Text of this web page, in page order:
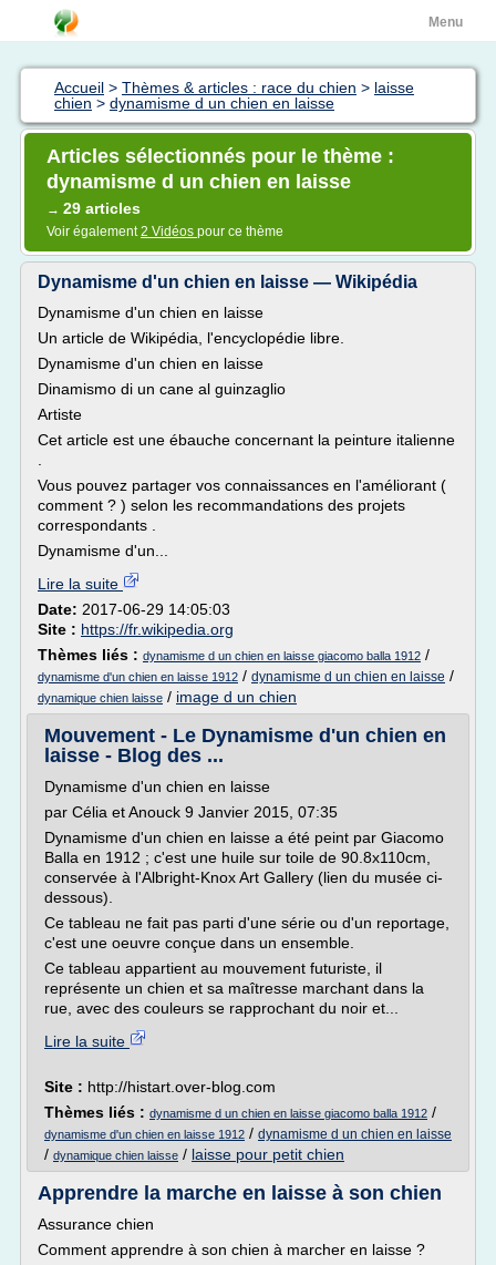
Menu
Accueil > Thèmes & articles : race du chien > laisse
chien > dynamisme d un chien en laisse
Articles sélectionnés pour le thème :
dynamisme d un chien en laisse
→ 29 articles
Voir également2 Vidéos pour ce thème
Dynamisme d'un chien en laisse — Wikipédia
Dynamisme d'un chien en laisse
Un article de Wikipédia, l'encyclopédie libre.
Dynamisme d'un chien en laisse
Dinamismo di un cane al guinzaglio
Artiste
Cet article est une ébauche concernant la peinture italienne
Vous pouvez partager vos connaissances en l'améliorant (
comment ? ) selon les recommandations des projets
correspondants .
Dynamisme d'un...
Lire la suite
Date: 2017-06-29 14:05:03
Site : https://fr.wikipedia.org
Thèmes liés : dynamisme d un chien en laisse giacomo balla 1912 /
dynamisme d'un chien en laisse 1912 / dynamisme d un chien en laisse /
dynamique chien laisse / image d un chien
Mouvement - Le Dynamisme d'un chien en
laisse - Blog des ...
Dynamisme d'un chien en laisse
par Célia et Anouck 9 Janvier 2015, 07:35
Dynamisme d'un chien en laisse a été peint par Giacomo
Balla en 1912 ; c'est une huile sur toile de 90.8x110cm,
conservée à l'Albright-Knox Art Gallery (lien du musée ci-
dessous).
Ce tableau ne fait pas parti d'une série ou d'un reportage,
c'est une oeuvre conçue dans un ensemble.
Ce tableau appartient au mouvement futuriste, il
représente un chien et sa maîtresse marchant dans la
rue, avec des couleurs se rapprochant du noir et...
Lire la suite
Site : http://histart.over-blog.com
Thèmes liés : dynamisme d un chien en laisse giacomo balla 1912 /
dynamisme d'un chien en laisse 1912 / dynamisme d un chien en laisse
/ dynamique chien laisse / laisse pour petit chien
Apprendre la marche en laisse à son chien
Assurance chien
Comment apprendre à son chien à marcher en laisse ?